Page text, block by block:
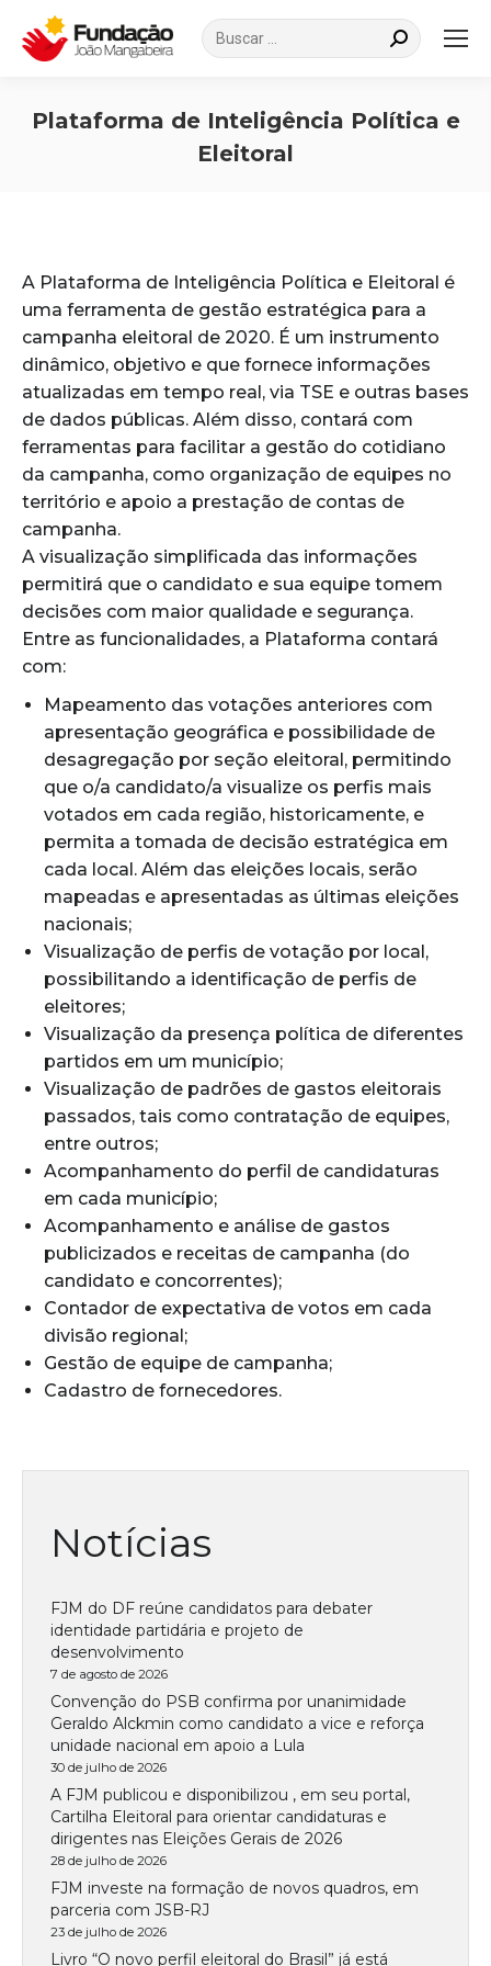
Search:
Plataforma de Inteligência Política e
Eleitoral
A Plataforma de Inteligência Política e Eleitoral é
uma ferramenta de gestão estratégica para a
campanha eleitoral de 2020. É um instrumento
dinâmico, objetivo e que fornece informações
atualizadas em tempo real, via TSE e outras bases
de dados públicas. Além disso, contará com
ferramentas para facilitar a gestão do cotidiano
da campanha, como organização de equipes no
território e apoio a prestação de contas de
campanha.
A visualização simplificada das informações
permitirá que o candidato e sua equipe tomem
decisões com maior qualidade e segurança.
Entre as funcionalidades, a Plataforma contará
com:
Mapeamento das votações anteriores com
apresentação geográfica e possibilidade de
desagregação por seção eleitoral, permitindo
que o/a candidato/a visualize os perfis mais
votados em cada região, historicamente, e
permita a tomada de decisão estratégica em
cada local. Além das eleições locais, serão
mapeadas e apresentadas as últimas eleições
nacionais;
Visualização de perfis de votação por local,
possibilitando a identificação de perfis de
eleitores;
Visualização da presença política de diferentes
partidos em um município;
Visualização de padrões de gastos eleitorais
passados, tais como contratação de equipes,
entre outros;
Acompanhamento do perfil de candidaturas
em cada município;
Acompanhamento e análise de gastos
publicizados e receitas de campanha (do
candidato e concorrentes);
Contador de expectativa de votos em cada
divisão regional;
Gestão de equipe de campanha;
Cadastro de fornecedores.
Notícias
FJM do DF reúne candidatos para debater
identidade partidária e projeto de
desenvolvimento
7 de agosto de 2026
Convenção do PSB confirma por unanimidade
Geraldo Alckmin como candidato a vice e reforça
unidade nacional em apoio a Lula
30 de julho de 2026
A FJM publicou e disponibilizou , em seu portal,
Cartilha Eleitoral para orientar candidaturas e
dirigentes nas Eleições Gerais de 2026
28 de julho de 2026
FJM investe na formação de novos quadros, em
parceria com JSB-RJ
23 de julho de 2026
Livro “O novo perfil eleitoral do Brasil” já está